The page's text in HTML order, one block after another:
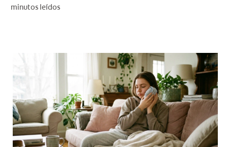
GT (ES)
SUSCRÍBASE
minutos leídos